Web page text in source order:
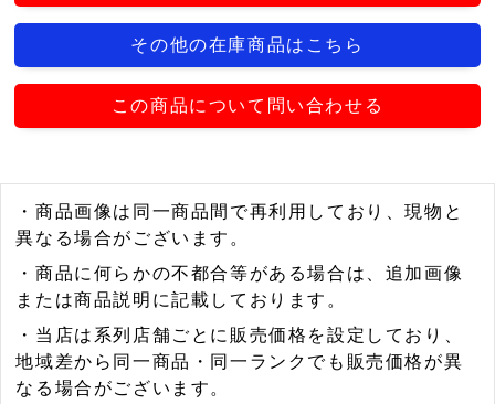
その他の在庫商品はこちら
この商品について問い合わせる
・商品画像は同一商品間で再利用しており、現物と
異なる場合がございます。
・商品に何らかの不都合等がある場合は、追加画像
または商品説明に記載しております。
・当店は系列店舗ごとに販売価格を設定しており、
地域差から同一商品・同一ランクでも販売価格が異
なる場合がございます。